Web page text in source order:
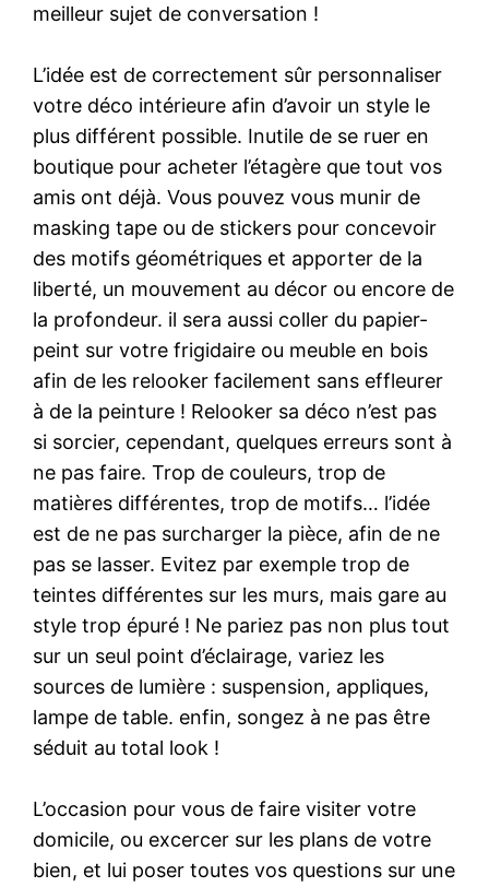
meilleur sujet de conversation !
L’idée est de correctement sûr personnaliser
votre déco intérieure afin d’avoir un style le
plus différent possible. Inutile de se ruer en
boutique pour acheter l’étagère que tout vos
amis ont déjà. Vous pouvez vous munir de
masking tape ou de stickers pour concevoir
des motifs géométriques et apporter de la
liberté, un mouvement au décor ou encore de
la profondeur. il sera aussi coller du papier-
peint sur votre frigidaire ou meuble en bois
afin de les relooker facilement sans effleurer
à de la peinture ! Relooker sa déco n’est pas
si sorcier, cependant, quelques erreurs sont à
ne pas faire. Trop de couleurs, trop de
matières différentes, trop de motifs… l’idée
est de ne pas surcharger la pièce, afin de ne
pas se lasser. Evitez par exemple trop de
teintes différentes sur les murs, mais gare au
style trop épuré ! Ne pariez pas non plus tout
sur un seul point d’éclairage, variez les
sources de lumière : suspension, appliques,
lampe de table. enfin, songez à ne pas être
séduit au total look !
L’occasion pour vous de faire visiter votre
domicile, ou excercer sur les plans de votre
bien, et lui poser toutes vos questions sur une